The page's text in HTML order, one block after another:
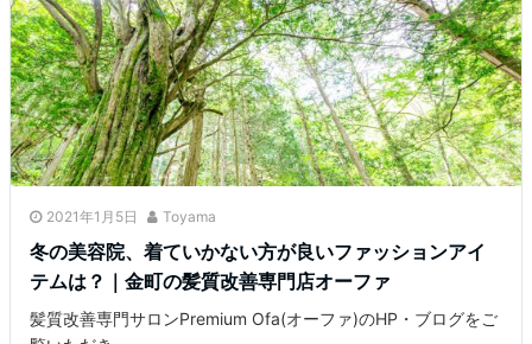
2021年1月5日 Toyama
冬の美容院、着ていかない方が良いファッションアイ
テムは？｜金町の髪質改善専門店オーファ
髪質改善専門サロンPremium Ofa(オーファ)のHP・ブログをご